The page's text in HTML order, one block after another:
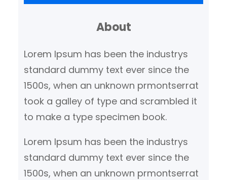
hoe verlichting kan bijdragen
een ruimte. Met een focus…
About
Lorem Ipsum has been the industrys
standard dummy text ever since the
1500s, when an unknown prmontserrat
took a galley of type and scrambled it
to make a type specimen book.
Lorem Ipsum has been the industrys
standard dummy text ever since the
1500s, when an unknown prmontserrat